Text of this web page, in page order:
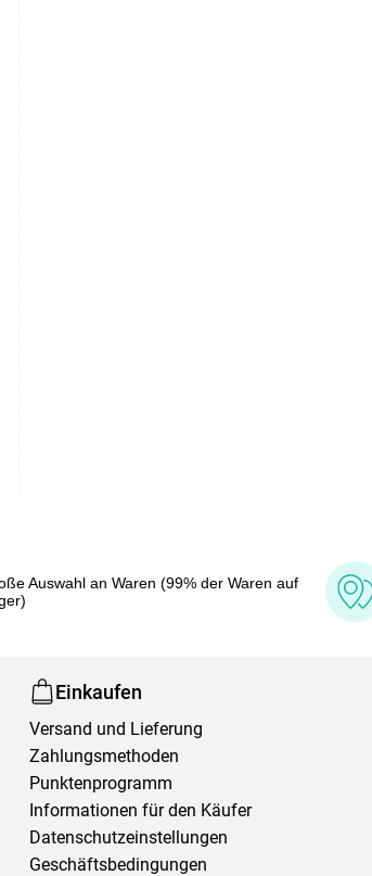
Auswahl an Waren (99% der Waren auf
Einkaufen
Versand und Lieferung
Zahlungsmethoden
Punktenprogramm
Informationen für den Käufer
Datenschutzeinstellungen
Geschäftsbedingungen